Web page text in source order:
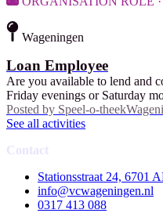
Wageningen
Loan Employee
Are you available to lend and
Friday evenings or Saturday
Posted by Speel-o-
See all activities
Contact
Stationsstraat 24, 6701
info@vcwageningen.nl
0317 413 088